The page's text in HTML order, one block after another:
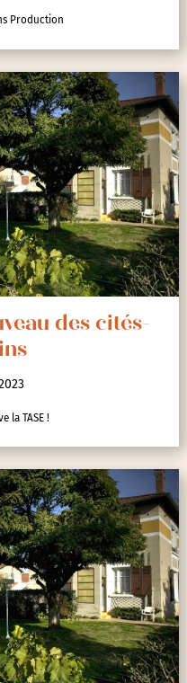
Production
des cités-
la TASE !